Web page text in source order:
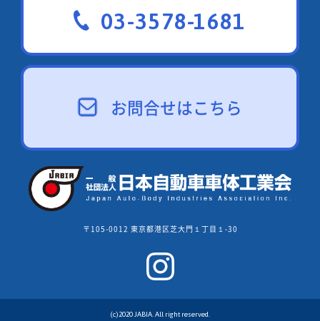
03-3578-1681
お問合せはこちら
〒105-0012 東京都港区芝大門１丁目１-30
(c)2020 JABIA. All right reserved.